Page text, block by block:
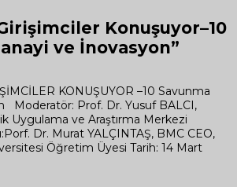
Konuşuyor–10
ve İnovasyon”
KONUŞUYOR –10 Savunma
Moderatör: Prof. Dr. Yusuf BALCI,
Uygulama ve Araştırma Merkezi
Dr. Murat YALÇINTAŞ, BMC CEO,
Öğretim Üyesi Tarih: 14 Mart